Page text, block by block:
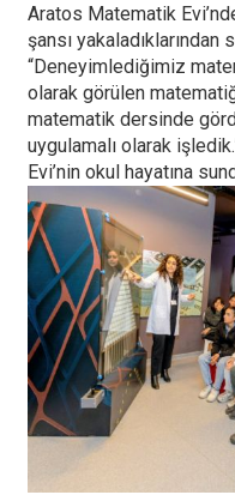
Aratos Matematik
şansı
“Deneyimlediğimiz
olarak görülen
matematik dersinde
uygulamalı olarak
Evi’nin okul hayatına